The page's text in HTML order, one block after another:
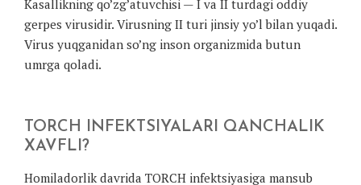
Kasallikning qo’zg’atuvchisi — I va II turdagi oddiy
gerpes virusidir. Virusning II turi jinsiy yo’l bilan yuqadi.
Virus yuqganidan so’ng inson organizmida butun
umrga qoladi.
TORCH INFEKTSIYALARI QANCHALIK
XAVFLI?
Homiladorlik davrida TORCH infektsiyasiga mansub